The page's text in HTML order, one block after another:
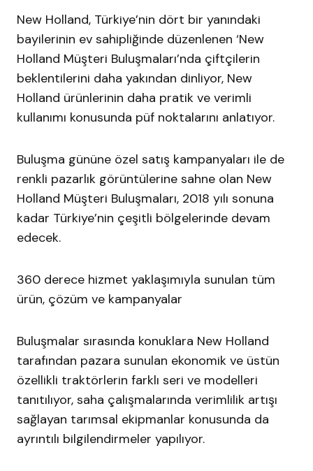
New Holland, Türkiye’nin dört bir yanındaki
bayilerinin ev sahipliğinde düzenlenen ‘New
Holland Müşteri Buluşmaları’nda çiftçilerin
beklentilerini daha yakından dinliyor, New
Holland ürünlerinin daha pratik ve verimli
kullanımı konusunda püf noktalarını anlatıyor.
Buluşma gününe özel satış kampanyaları ile de
renkli pazarlık görüntülerine sahne olan New
Holland Müşteri Buluşmaları, 2018 yılı sonuna
kadar Türkiye’nin çeşitli bölgelerinde devam
edecek.
360 derece hizmet yaklaşımıyla sunulan tüm
ürün, çözüm ve kampanyalar
Buluşmalar sırasında konuklara New Holland
tarafından pazara sunulan ekonomik ve üstün
özellikli traktörlerin farklı seri ve modelleri
tanıtılıyor, saha çalışmalarında verimlilik artışı
sağlayan tarımsal ekipmanlar konusunda da
ayrıntılı bilgilendirmeler yapılıyor.